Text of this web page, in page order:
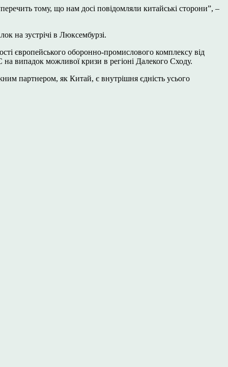
тому, що нам досі повідомляли китайські сторони”, –
на зустрічі в Люксембурзі.
європейського оборонно-промислового комплексу від
випадок можливої кризи в регіоні Далекого Сходу.
партнером, як Китай, є внутрішня єдність усього